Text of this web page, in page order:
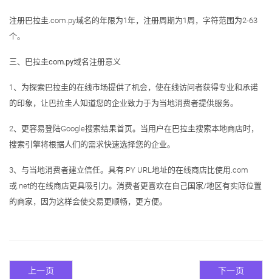
注册巴拉圭.com.py域名的年限为1年，注册周期为1周，字符范围为2-63
个。
三、巴拉圭com.py域名注册意义
1、为探索巴拉圭的在线市场提供了机会，使在线访问者获得专业和承诺
的印象，让巴拉圭人知道您的企业致力于为当地消费者提供服务。
2、更容易登陆Google搜索结果首页。当用户在巴拉圭搜索本地商店时，
搜索引擎将根据人们的需求快速选择您的企业。
3、与当地消费者建立信任。具有.PY URL地址的在线商店比使用.com
或.net的在线商店更具吸引力。消费者更喜欢在自己国家/地区有实际位置
的商家，因为这样会使交易更顺畅，更方便。
上一页 下一页